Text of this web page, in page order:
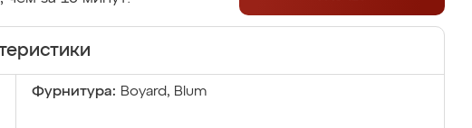
Фурнитура: Boyard, Blum